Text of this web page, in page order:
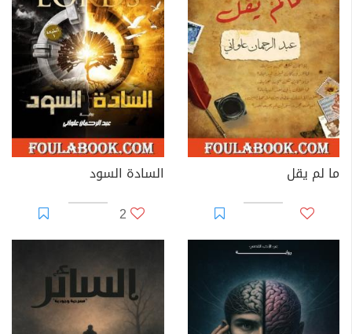
ما لم يقل
السادة السود
2